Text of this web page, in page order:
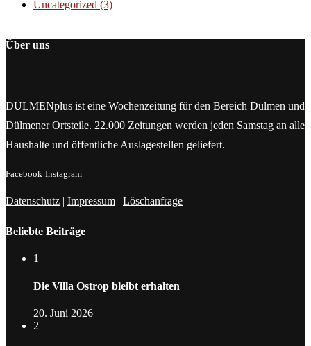
Uncategorized (3)
Über uns
DÜLMENplus ist eine Wochenzeitung für den Bereich Dülmen und
Dülmener Ortsteile. 22.000 Zeitungen werden jeden Samstag an alle
Haushalte und öffentliche Auslagestellen geliefert.
Facebook Instagram
Datenschutz | Impressum | Löschanfrage
Beliebte Beiträge
1
Die Villa Ostrop bleibt erhalten
20. Juni 2026
2